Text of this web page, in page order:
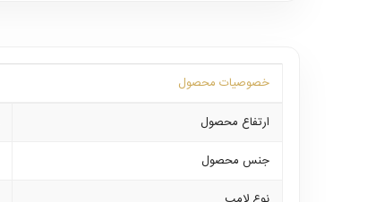
خصوصیات محصول
ارتفاع محصول
جنس محصول